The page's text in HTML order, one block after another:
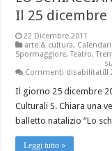
Il 25 dicembre
22 Dicembre 2011
arte & cultura,
Spormaggiore,Teatro,
Commenti disabilitatiIl
Il giorno 25 dicembre
Culturali S. Chiara una
balletto natalizio “Lo
Leggi tutto »